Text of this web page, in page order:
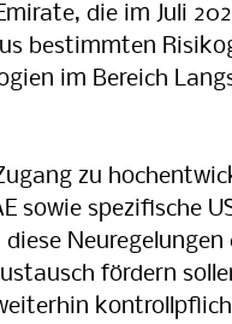
die im Juli
be­stimm­ten
im Be­reich
zu
sowie spezifische
Neuregelungen
fördern